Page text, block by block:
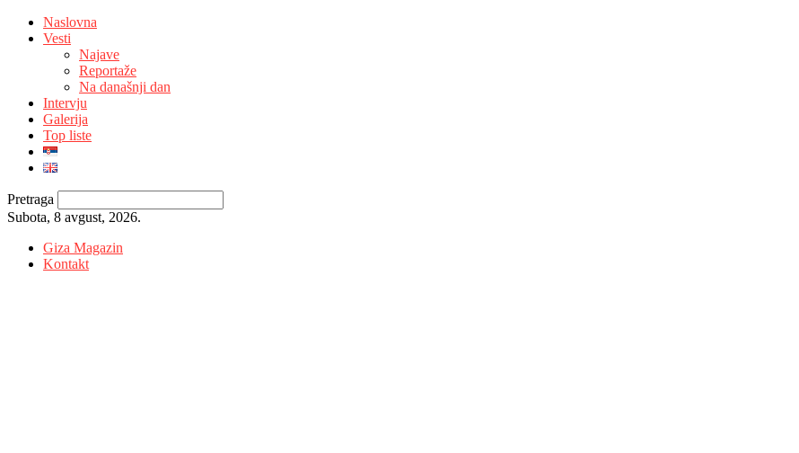
Naslovna
Vesti
Najave
Reportaže
Na današnji dan
Intervju
Galerija
Top liste
Pretraga
Subota, 8 avgust, 2026.
Giza Magazin
Kontakt